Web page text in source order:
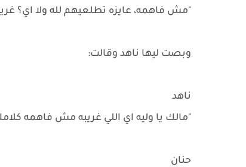
"مش فاهمه، عايزه تطلعيهم لله ولا اي؟
وبصت ليها ناهد وقالت:
ناهد
"مالك يا وليه اي اللي غريبه مش فاهمه
حنان